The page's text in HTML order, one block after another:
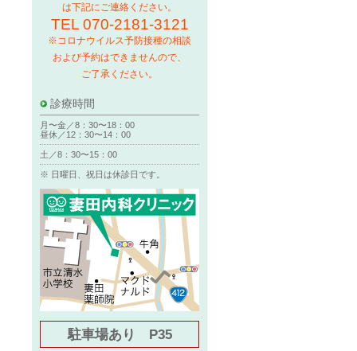
は下記にご連絡ください。
TEL 070-2181-3121
※コロナウイルス予防接種の相談
および予約はできませんので、
ご了承ください。
診療時間
月〜金／8：30〜18：00
昼休／12：30〜14：00
土／8：30〜15：00
※ 日曜日、祝日は休診日です。
駐車場あり P35